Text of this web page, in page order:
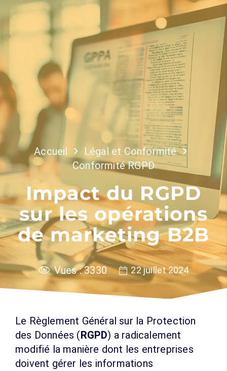
Accueil
Légal et Conformité
Conformité RGPD
Impact du RGPD
sur les opérations
de marketing B2B
Vues :3330 22 juillet 2024
Le Règlement Général sur la Protection
des Données (RGPD) a radicalement
modifié la manière dont les entreprises
doivent gérer les informations